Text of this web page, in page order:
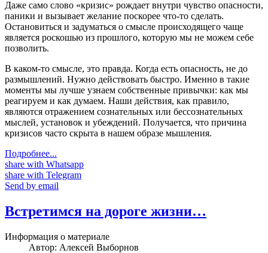
Даже само слово «кризис» рождает внутри чувство опасности,
паники и вызывает желание поскорее что-то сделать.
Остановиться и задуматься о смысле происходящего чаще
является роскошью из прошлого, которую мы не можем себе
позволить.
В каком-то смысле, это правда. Когда есть опасность, не до
размышлений. Нужно действовать быстро. Именно в такие
моменты мы лучше узнаем собственные привычки: как мы
реагируем и как думаем. Наши действия, как правило,
являются отражением сознательных или бессознательных
мыслей, установок и убеждений. Получается, что причина
кризисов часто скрыта в нашем образе мышления.
Подробнее...
share with Whatsapp
share with Telegram
Send by email
Встретимся на дороге жизни…
Информация о материале
Автор: Алексей Выборнов